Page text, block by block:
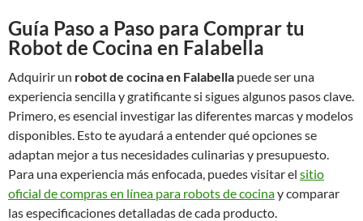
Guía Paso a Paso para Comprar tu
Robot de Cocina en Falabella
Adquirir un robot de cocina en Falabella puede ser una
experiencia sencilla y gratificante si sigues algunos pasos clave.
Primero, es esencial investigar las diferentes marcas y modelos
disponibles. Esto te ayudará a entender qué opciones se
adaptan mejor a tus necesidades culinarias y presupuesto.
Para una experiencia más enfocada, puedes visitar el sitio
oficial de compras en línea para robots de cocinay comparar
las especificaciones detalladas de cada producto.